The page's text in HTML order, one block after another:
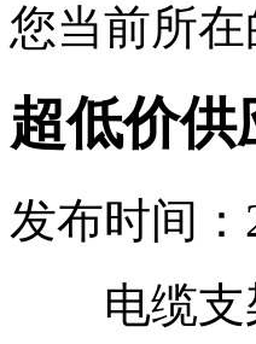
您当前所在
超低价供
发布时间
电缆支架